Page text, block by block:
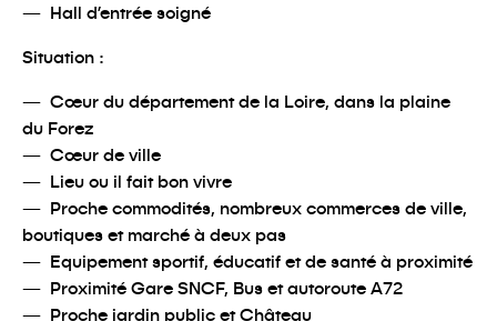
Hall d’entrée soigné
Situation :
Cœur du département de la Loire, dans la plaine
du Forez
Cœur de ville
Lieu ou il fait bon vivre
Proche commodités, nombreux commerces de ville,
boutiques et marché à deux pas
Equipement sportif, éducatif et de santé à proximité
Proximité Gare SNCF, Bus et autoroute A72
Proche jardin public et Château